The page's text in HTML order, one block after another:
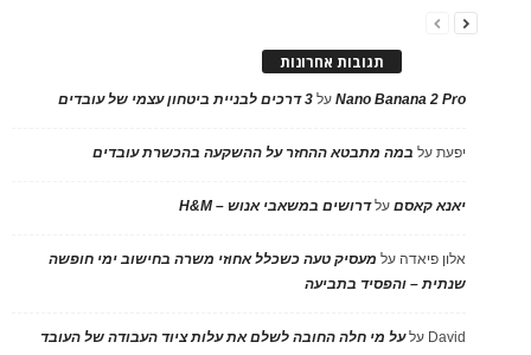
תגובות אחרונות
Nano Banana 2 Proעל 3 דרכים לבניית ביטחון עצמי של עובדים
יפעתעל במה מתבטא ההחזר על ההשקעה בהכשרת עובדים
יאנא קאסםעלדרושים במשאבי אנוש – H&M
אלון פיאדה על מעסיק טעה כשכלל אחוזי משרה בחישוב ימי חופשה
שנתית – והפסיד בתביעה
David עלעל מי חלה החובה לשלם את עלות ציוד העבודה של העובד